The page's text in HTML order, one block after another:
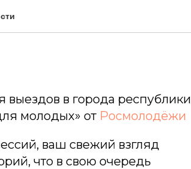
в города республики
молодых» от Росмолодёжи
ваш свежий взгляд
что в свою очередь